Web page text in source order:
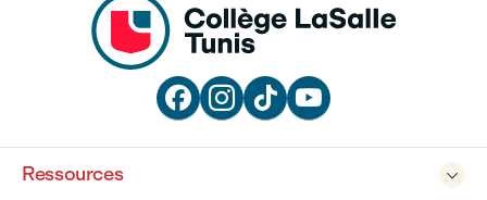
   

Ressources